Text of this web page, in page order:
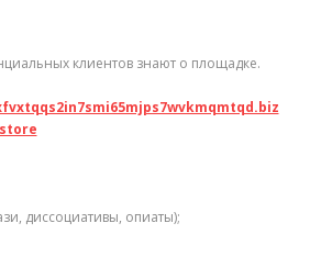
клиентов знают о площадке.
диссоциативы, опиаты);